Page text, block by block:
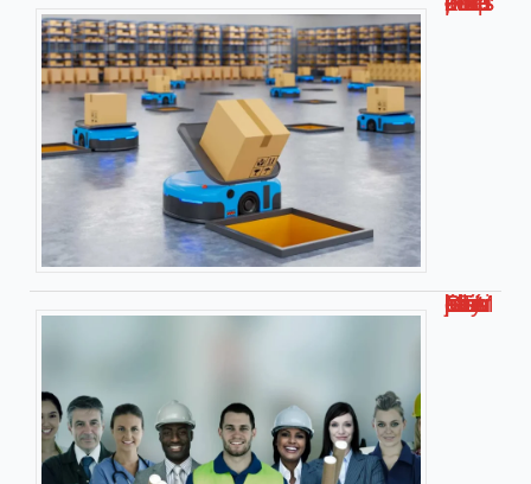
Métier bien payé bac STMG – Les jobs les plus rémunérateurs